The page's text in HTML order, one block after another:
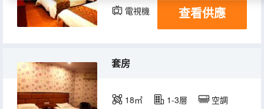
電視機 查看供應
套房
18㎡ 1-3層 空調